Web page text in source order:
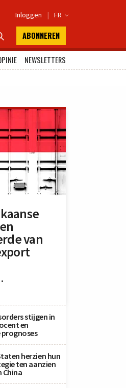
Inloggen | FR 
ABONNEREN
NEWSLETTERS
van
stijgen in
en
herzien hun
ten aanzien
China